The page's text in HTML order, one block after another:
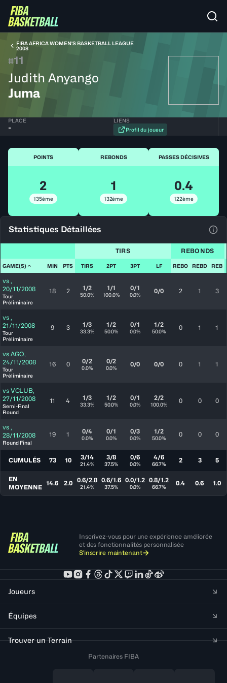
FIBA AFRICA WOMEN'S BASKETBALL LEAGUE
2008
#11
Judith Anyango
Juma
PLACE
-
LIENS
Profil du joueur
POINTS
2
135ème
REBONDS
1
132ème
PASSES DÉCISIVES
0.4
122ème
Statistiques Détaillées
TIRS REBONDS
GAME(S) MIN PTS TIRS 2PT 3PT LF REBO REBD REB
vs ,
20/11/2008
Tour
Préliminaire
18 2 1/2
50.0%
1/1
100.0%
0/1
0.0% 0/0 2 1 3
vs ,
21/11/2008
Tour
Préliminaire
9 3 1/3
33.3%
1/2
50.0%
0/1
0.0%
1/2
50.0% 0 1 1
vs AGO,
24/11/2008
Tour
Préliminaire
16 0 0/2
0.0%
0/2
0.0% 0/0 0/0 0 1 1
vs VCLUB,
27/11/2008
Semi-Final
Round
11 4 1/3
33.3%
1/2
50.0%
0/1
0.0%
2/2
100.0% 0 0 0
vs ,
28/11/2008
Round Final
19 1 0/4
0.0%
0/1
0.0%
0/3
0.0%
1/2
50.0% 0 0 0
CUMULÉS 73 10 3/14
21.4%
3/8
37.5%
0/6
0.0%
4/6
66.7% 2 3 5
EN
MOYENNE
14.6 2.0 0.6/2.8
21.4%
0.6/1.6
37.5%
0.0/1.2
0.0%
0.8/1.2
66.7% 0.4 0.6 1.0
Inscrivez-vous pour une expérience améliorée
et des fonctionnalités personnalisée
S'inscrire maintenant
Joueurs
Équipes
Trouver un Terrain
Partenaires FIBA